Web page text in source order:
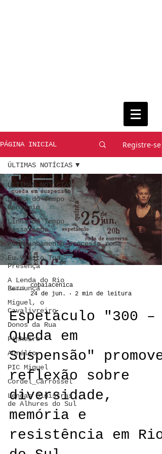
PÁGINA INICIAL Registre-se
ÚLTIMAS NOTÍCIAS
Linha do Tempo
Benjamim
Linha do Tempo
Passarinho
Acompanhamento_processo_roma
Eu Visito Tua
Presença
A Lenda do Rio
Bernunça
Miguel, o
Cavalivreiro
Donos da Rua
Pinheiro
Aurélio
PIC Miguel
Cordel_Carrossel
Lendas Sinistras
de Alhures do Sul
ÚLTIMAS NOTÍCIAS
cobaiacenica
24 de jun.
2 min de leitura
Espetáculo "300 –
Queda em
Suspensão" promove
reflexão sobre
diversidade,
memória e
resistência em Rio